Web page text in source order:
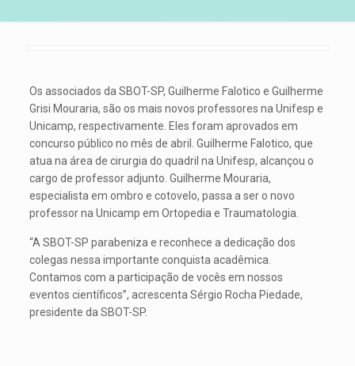
Os associados da SBOT-SP, Guilherme Falotico e Guilherme
Grisi Mouraria, são os mais novos professores na Unifesp e
Unicamp, respectivamente. Eles foram aprovados em
concurso público no mês de abril. Guilherme Falotico, que
atua na área de cirurgia do quadril na Unifesp, alcançou o
cargo de professor adjunto. Guilherme Mouraria,
especialista em ombro e cotovelo, passa a ser o novo
professor na Unicamp em Ortopedia e Traumatologia.
“A SBOT-SP parabeniza e reconhece a dedicação dos
colegas nessa importante conquista acadêmica.
Contamos com a participação de vocês em nossos
eventos científicos”, acrescenta Sérgio Rocha Piedade,
presidente da SBOT-SP.